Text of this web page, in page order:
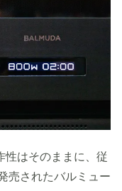
性はそのままに、従
売されたバルミュー